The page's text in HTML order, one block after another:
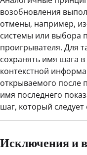
возобновления
отмены, например,
системы или выбора
проигрывателя. Для
сохранять имя шага
контекстной
открываемого после
имя последнего
шаг, который
Исключения и